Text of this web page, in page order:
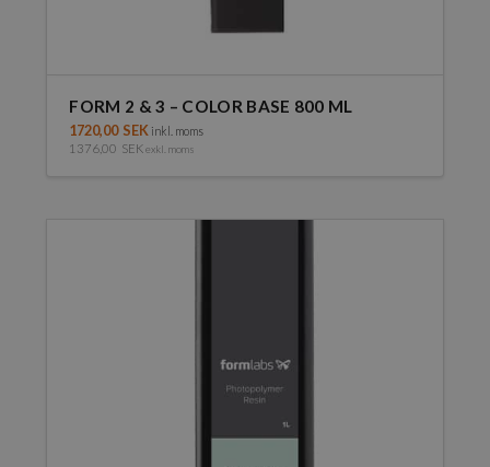
FORM 2 & 3 – COLOR BASE 800 ML
1720,00 SEK inkl. moms
1376,00 SEK exkl. moms